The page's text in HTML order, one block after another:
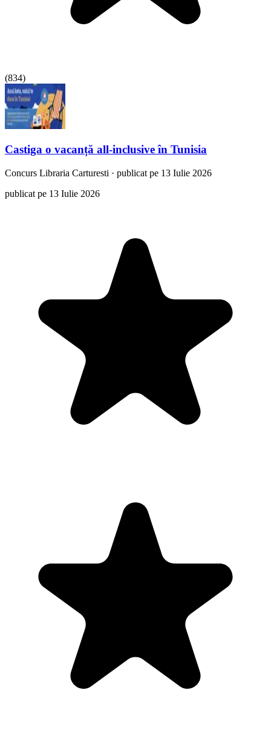
(834)
Castiga o vacanță all-inclusive în Tunisia
Concurs Libraria Carturesti · publicat pe 13 Iulie 2026
publicat pe 13 Iulie 2026